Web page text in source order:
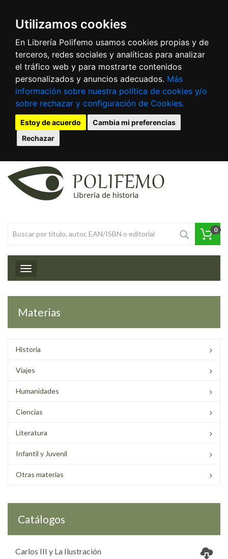
Utilizamos cookies
En Librería Polifemo usamos cookies propias y de
terceros, redes sociales y analíticas para analizar
el tráfico web y para mostrarte contenidos
personalizados y anuncios adecuados. Más
información sobre nuestra política de cookies y/o
sobre rechazar y configuración de Cookies.
Estoy de acuerdo
Cambia mi preferencias
Rechazar
0
Toggle navigation
Materias
Historia
Viajes
Humanidades
Ciencias
Literatura
Infantil y Juvenil
Otras materias
Catálogos
Carlos III y La Ilustración